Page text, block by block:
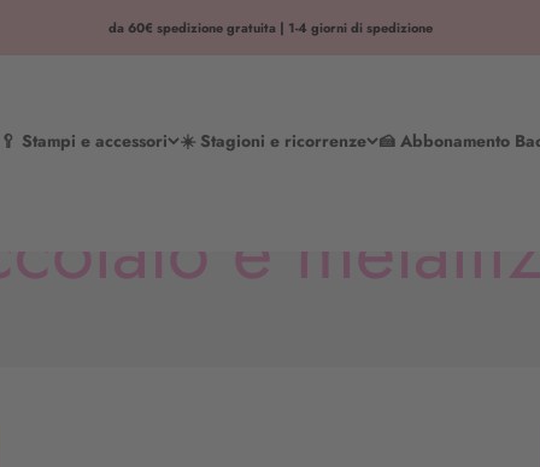
da 60€ spedizione gratuita | 1-4 giorni di spedizione
🥄 Stampi e accessori ☀️ Stagioni e ricorrenze 🍰 Abbonamento
e